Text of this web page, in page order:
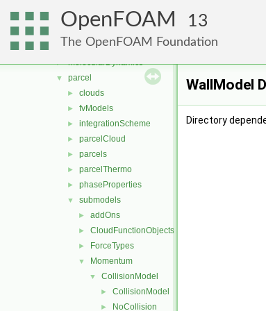
OpenFOAM 13
The OpenFOAM Foundation
► basic
DSMC
functionObjects
► molecularDynamics
▼ parcel
► clouds
► fvModels
► integrationScheme
► parcelCloud
► parcels
► parcelThermo
► phaseProperties
▼ submodels
► addOns
► CloudFunctionObjects
► ForceTypes
▼ Momentum
▼ CollisionModel
► CollisionModel
► NoCollision
WallModel
Directory